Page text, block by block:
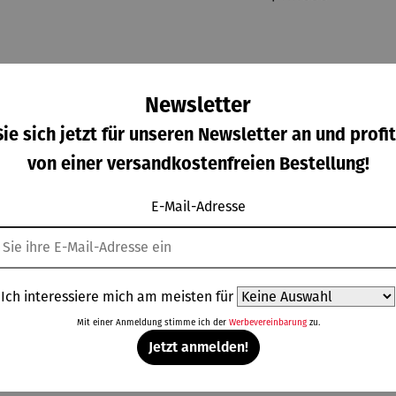
Eiskugel |
24,90 €
Eiskühler
FROID
Regulärer Preis:
169,00 €
Korkenzie
her mit
integriert
em
Regulärer
37,95 €
Newsletter
sich jetzt für unseren Newsletter an und
von einer versandkostenfreien Bestellung!
E-Mail-Adresse
Ich interessiere mich am meisten für
Mit einer Anmeldung stimme ich der Werbevereinbarungzu.
Jetzt anmelden!